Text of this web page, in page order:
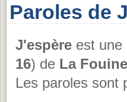
Paroles de
J'espère est une
16) de La Fouine
Les paroles sont